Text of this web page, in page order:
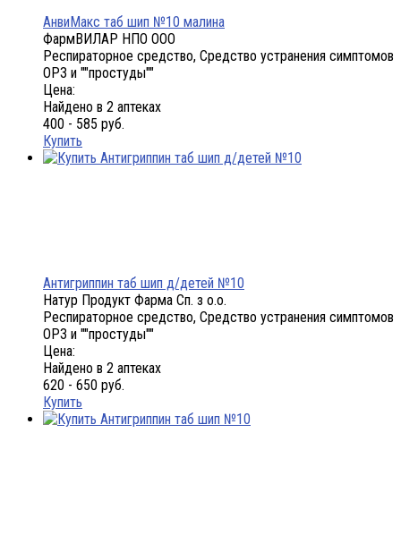
АнвиМакс таб шип №10 малина
ФармВИЛАР НПО ООО
Респираторное средство, Средство устранения симптомов
ОРЗ и ""простуды""
Цена:
Найдено в 2 аптеках
400 - 585 руб.
Купить
Антигриппин таб шип д/детей №10
Натур Продукт Фарма Сп. з о.о.
Респираторное средство, Средство устранения симптомов
ОРЗ и ""простуды""
Цена:
Найдено в 2 аптеках
620 - 650 руб.
Купить